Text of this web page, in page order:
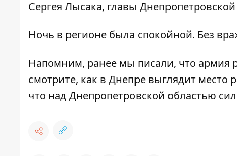
Сергея Лысака, главы
Ночь в регионе была спокойной. Без
Напомним, ранее мы писали, что армия
смотрите, как в Днепре выглядит место
что над Днепропетровской областью